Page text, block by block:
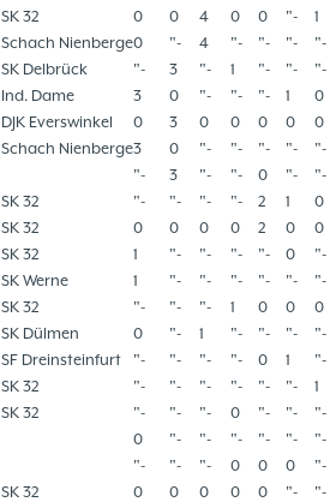
SK 32 0 0 4 0 0 "- 1
Schach Nienberge0 "- 4 "- "- "- "-
SK Delbrück "- 3 "- 1 "- "- "-
Ind. Dame 3 0 "- "- "- 1 0
DJK Everswinkel 0 3 0 0 0 0 0
Schach Nienberge3 0 "- "- "- "- "-
"- 3 "- "- 0 "- "-
SK 32 "- "- "- "- 2 1 0
SK 32 0 0 0 0 2 0 0
SK 32 1 "- "- "- "- 0 "-
SK Werne 1 "- "- "- "- "- "-
SK 32 "- "- "- 1 0 0 0
SK Dülmen 0 "- 1 "- "- "- "-
SF Dreinsteinfurt "- "- "- "- 0 1 "-
SK 32 "- "- "- "- "- "- 1
SK 32 "- "- "- 0 "- "- "-
0 "- "- "- "- "- "-
"- "- "- 0 0 0 "-
SK 32 0 0 0 0 0 "- "-